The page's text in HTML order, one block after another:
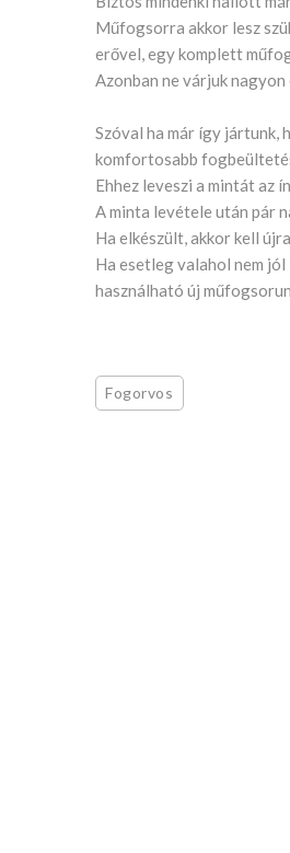
Műfogsorra akkor lesz
erővel, egy komplett
Azonban ne várjuk
Szóval ha már így jártunk,
komfortosabb
Ehhez leveszi a mintát az
A minta levétele után pár
Ha elkészült, akkor kell
Ha esetleg valahol nem
használható új
Fogorvos